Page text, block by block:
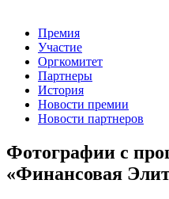
Премия
Участие
Оргкомитет
Партнеры
История
Новости премии
Новости партнеров
Фотографии с
«Финансовая